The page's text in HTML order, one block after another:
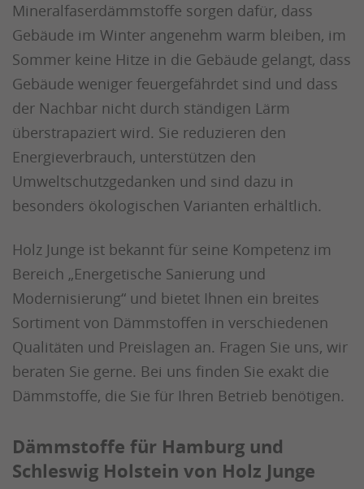
Mineralfaserdämmstoffe sorgen dafür, dass
Gebäude im Winter angenehm warm bleiben, im
Sommer keine Hitze in die Gebäude gelangt, dass
Gebäude weniger feuergefährdet sind und dass
der Nachbar nicht durch ständigen Lärm
überstrapaziert wird. Sie reduzieren den
Energieverbrauch, unterstützen den
Umweltschutzgedanken und sind dazu in
besonders ökologischen Varianten erhältlich.
Holz Junge ist bekannt für seine Kompetenz im
Bereich „Energetische Sanierung und
Modernisierung“ und bietet Ihnen ein breites
Sortiment von Dämmstoffen in verschiedenen
Qualitäten und Preislagen an. Fragen Sie uns, wir
beraten Sie gerne. Bei uns finden Sie exakt die
Dämmstoffe, die Sie für Ihren Betrieb benötigen.
Dämmstoffe für Hamburg und
Schleswig Holstein von Holz Junge